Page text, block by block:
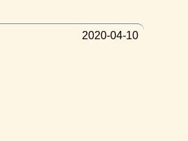
2020-04-10